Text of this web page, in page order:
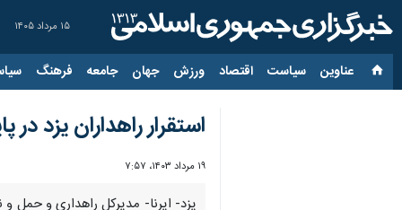
۱۵ مرداد ۱۴۰۵
عناوین‌ سیاست اقتصاد ورزش جهان جامعه فرهنگ
استقرار راهداران یزد
۱۹ مرداد ۱۴۰۳، ۷:۵۷